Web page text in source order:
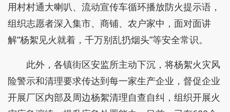
用村村通大喇叭、流动宣传车循环播放防火提示语，
组织志愿者深入集市、商铺、农户家中，面对面讲
解“杨絮见火就着，千万别乱扔烟头”等安全常识。
此外，各镇街区安监所主动下沉，将杨絮火灾风
险警示和清理要求传达到每一家生产企业，督促企业
开展厂区内部及周边杨絮清理自查自纠，组织开展火